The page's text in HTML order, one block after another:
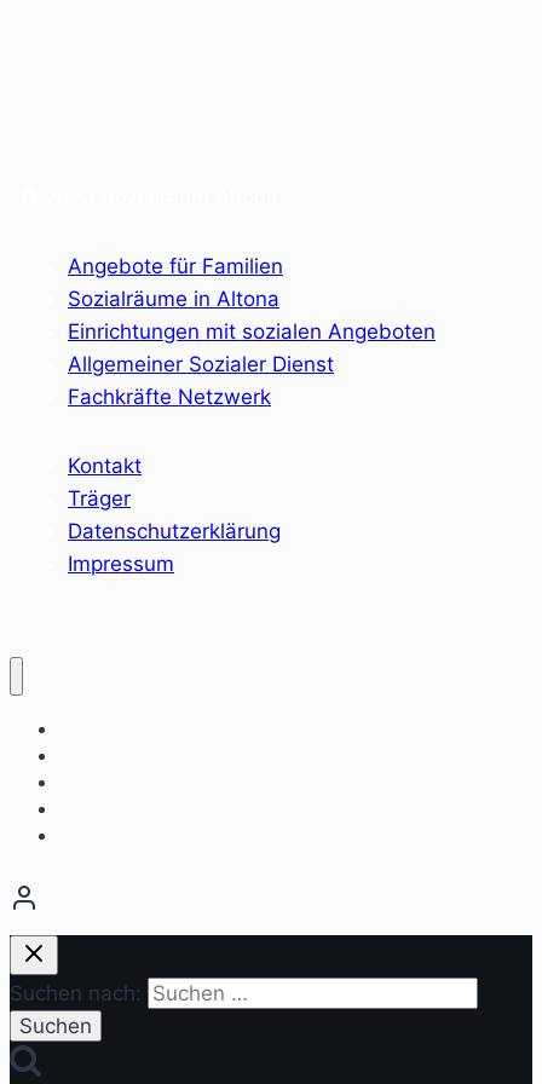
Angebote für Familien
Sozialräume in Altona
Einrichtungen mit sozialen Angeboten
Allgemeiner Sozialer Dienst
Fachkräfte Netzwerk
Kontakt
Träger
Datenschutzerklärung
Impressum
Suchen nach: